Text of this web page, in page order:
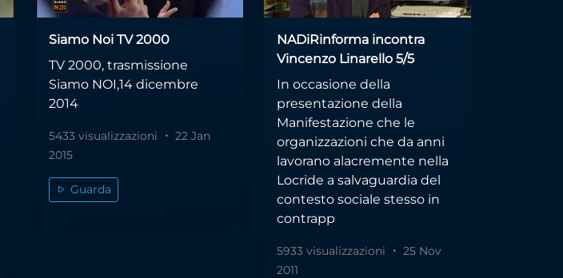
Siamo Noi TV 2000
TV 2000, trasmissione
Siamo NOI,14 dicembre
2014
5433 visualizzazioni
22 Jan
2015
Guarda
NADiRinforma incontra
Vincenzo Linarello 5/5
In occasione della
presentazione della
Manifestazione che le
organizzazioni che da anni
lavorano alacremente nella
Locride a salvaguardia del
contesto sociale stesso in
contrapp
5933 visualizzazioni
25 Nov
2011